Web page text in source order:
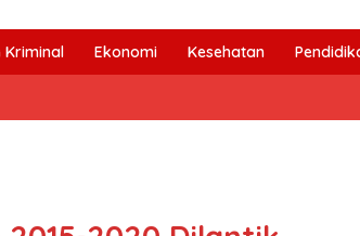
Kriminal Ekonomi Kesehatan